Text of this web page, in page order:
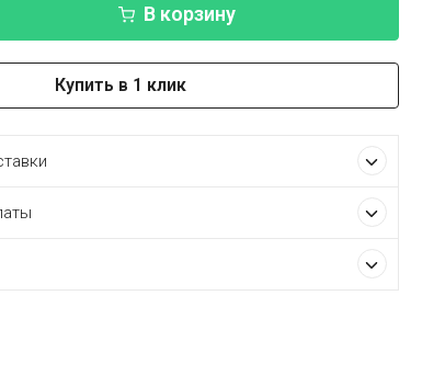
В корзину
Купить в 1 клик